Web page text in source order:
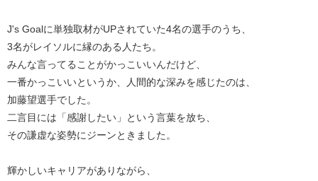
J's Goalに単独取材がUPされていた4名の選手のうち、
3名がレイソルに縁のある人たち。
みんな言ってることがかっこいいんだけど、
一番かっこいいというか、人間的な深みを感じたのは、
加藤望選手でした。
二言目には「感謝したい」という言葉を放ち、
その謙虚な姿勢にジーンときました。
輝かしいキャリアがありながら、